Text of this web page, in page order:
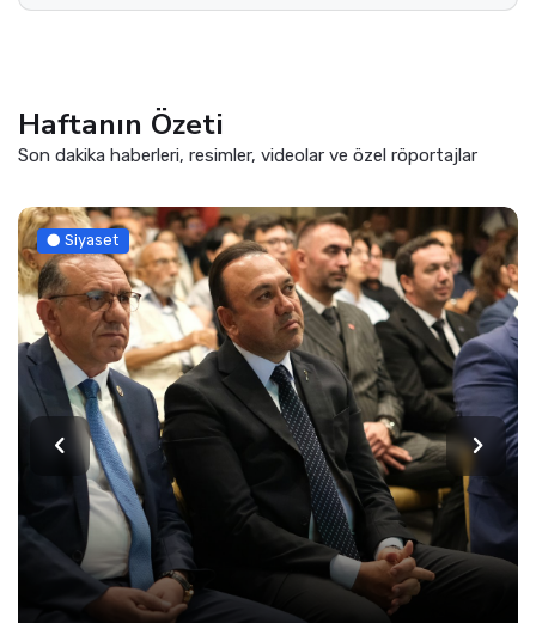
Haftanın Özeti
Son dakika haberleri, resimler, videolar ve özel röportajlar
Siyaset